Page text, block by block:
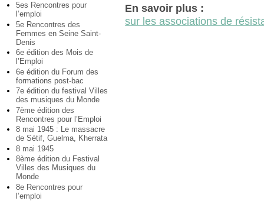
5es Rencontres pour
l’emploi
5e Rencontres des
Femmes en Seine Saint-
Denis
6e édition des Mois de
l’Emploi
6e édition du Forum des
formations post-bac
7e édition du festival Villes
des musiques du Monde
7ème édition des
Rencontres pour l’Emploi
8 mai 1945 : Le massacre
de Sétif, Guelma, Kherrata
8 mai 1945
8ème édition du Festival
Villes des Musiques du
Monde
8e Rencontres pour
l’emploi
En savoir plus :
sur les associations de